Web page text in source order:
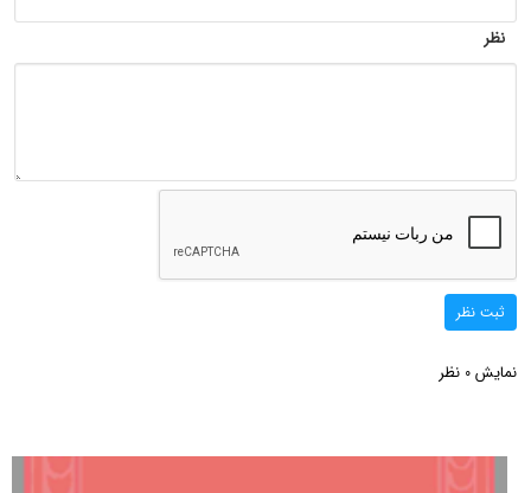
نظر
ثبت نظر
نمایش 0 نظر